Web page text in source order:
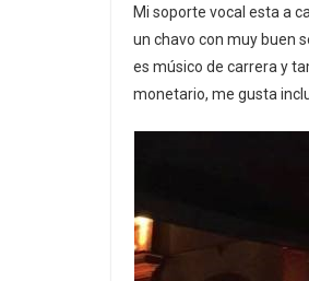
Mi soporte vocal esta a
un chavo con muy buen
es músico de carrera y
monetario, me gusta